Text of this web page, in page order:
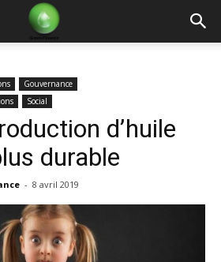
Gouvernance
Social
d’huile
durable
- 8 avril 2019